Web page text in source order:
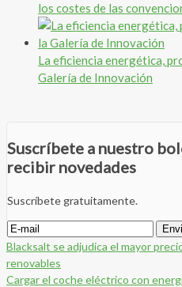
los costes de las
La eficiencia energética,
Galería de Innovación
Suscríbete a nuestro
recibir novedades
Suscríbete gratuitamente.
Blacksalt se adjudica el mayor
renovables
Cargar el coche eléctrico con